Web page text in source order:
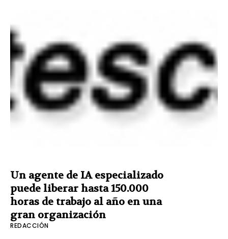
Un agente de IA especializado
puede liberar hasta 150.000
horas de trabajo al año en una
gran organización
REDACCIÓN